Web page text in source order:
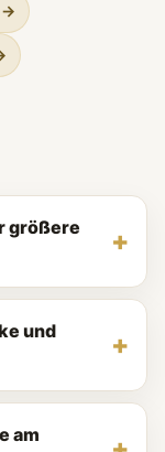
→
größere
und
am